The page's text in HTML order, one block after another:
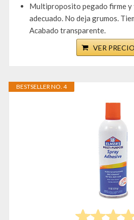
Multiproposito pegado firme y
adecuado. No deja grumos.
Acabado transparente.
VER
BESTSELLER NO. 4